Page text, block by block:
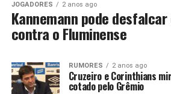
JOGADORES 2 anos ago
Kannemann pode desfalcar
contra o Fluminense
RUMORES 2 anos ago
Cruzeiro e Corinthians
cotado pelo Grêmio